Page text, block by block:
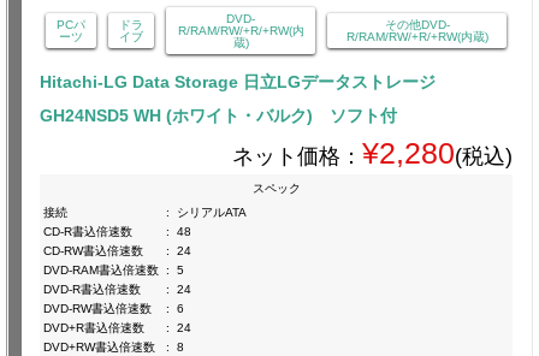
PCパ
ーツ
ドラ
イブ
DVD-
R/RAM/RW/+R/+RW(内
蔵)
その他DVD-
R/RAM/RW/+R/+RW(内蔵)
Hitachi-LG Data Storage 日立LGデータストレージ
GH24NSD5 WH (ホワイト・バルク) ソフト付
ネット価格： ¥2,280(税込)
スペック
接続
:
シリアルATA
CD-R書込倍速数
:
48
CD-RW書込倍速数
:
24
DVD-RAM書込倍速数 :
5
DVD-R書込倍速数
:
24
DVD-RW書込倍速数
:
6
DVD+R書込倍速数
:
24
DVD+RW書込倍速数
: 8